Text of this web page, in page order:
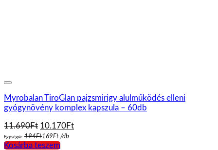
Myrobalan TiroGlan pajzsmirigy alulműködés elleni
gyógynövény komplex kapszula – 60db
11.690Ft Original
price
was:
10.170FtCurrent
Egységár: 194Ft169Ft /db
Kosárba teszem